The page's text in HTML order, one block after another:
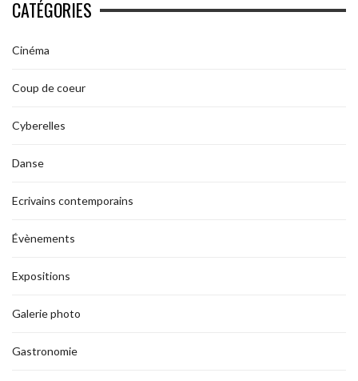
CATÉGORIES
Cinéma
Coup de coeur
Cyberelles
Danse
Ecrivains contemporains
Évènements
Expositions
Galerie photo
Gastronomie